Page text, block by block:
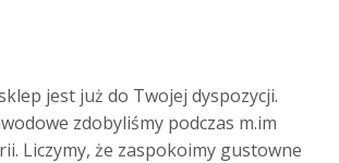
jest już do Twojej dyspozycji.
zdobyliśmy podczas m.im
Liczymy, że zaspokoimy gustowne